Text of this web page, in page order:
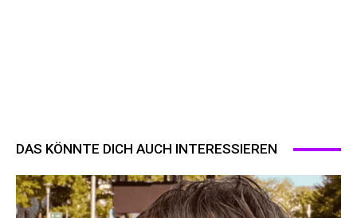
DAS KÖNNTE DICH AUCH INTERESSIEREN